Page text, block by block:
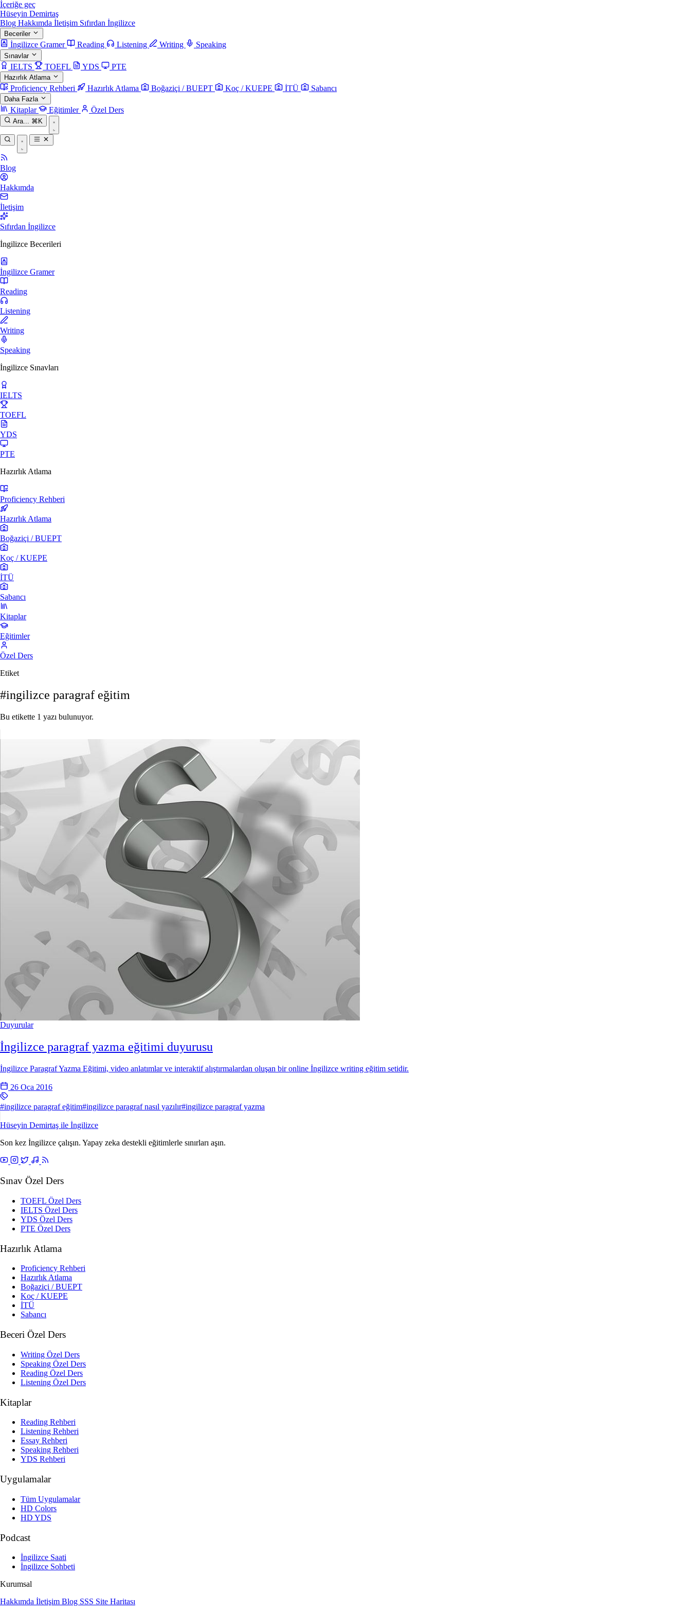
İçeriğe geç
Hüseyin Demirtaş
Blog Hakkımda İletişim Sıfırdan İngilizce
Beceriler
İngilizce Gramer Reading Listening Writing Speaking
Sınavlar
IELTS TOEFL YDS PTE
Hazırlık Atlama
Proficiency Rehberi Hazırlık Atlama Boğaziçi / BUEPT Koç / KUEPE İTÜ Sabancı
Daha Fazla
Kitaplar Eğitimler Özel Ders
Ara... ⌘K
Blog
Hakkımda
İletişim
Sıfırdan İngilizce
İngilizce Becerileri
İngilizce Gramer
Reading
Listening
Writing
Speaking
İngilizce Sınavları
IELTS
TOEFL
YDS
PTE
Hazırlık Atlama
Proficiency Rehberi
Hazırlık Atlama
Boğaziçi / BUEPT
Koç / KUEPE
İTÜ
Sabancı
Kitaplar
Eğitimler
Özel Ders
Etiket
#ingilizce paragraf eğitim
Bu etikette 1 yazı bulunuyor.
Duyurular
İngilizce paragraf yazma eğitimi duyurusu
İngilizce Paragraf Yazma Eğitimi, video anlatımlar ve interaktif alıştırmalardan oluşan bir online İngilizce writing eğitim setidir.
26 Oca 2016
#ingilizce paragraf eğitim#ingilizce paragraf nasıl yazılır#ingilizce paragraf yazma
Hüseyin Demirtaş ile İngilizce
Son kez İngilizce çalışın. Yapay zeka destekli eğitimlerle sınırları aşın.
Sınav Özel Ders
TOEFL Özel Ders
IELTS Özel Ders
YDS Özel Ders
PTE Özel Ders
Hazırlık Atlama
Proficiency Rehberi
Hazırlık Atlama
Boğaziçi / BUEPT
Koç / KUEPE
İTÜ
Sabancı
Beceri Özel Ders
Writing Özel Ders
Speaking Özel Ders
Reading Özel Ders
Listening Özel Ders
Kitaplar
Reading Rehberi
Listening Rehberi
Essay Rehberi
Speaking Rehberi
YDS Rehberi
Uygulamalar
Tüm Uygulamalar
HD Colors
HD YDS
Podcast
İngilizce Saati
İngilizce Sohbeti
Kurumsal
Hakkımda İletişim Blog SSS Site Haritası